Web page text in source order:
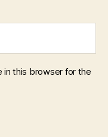
in this browser for the